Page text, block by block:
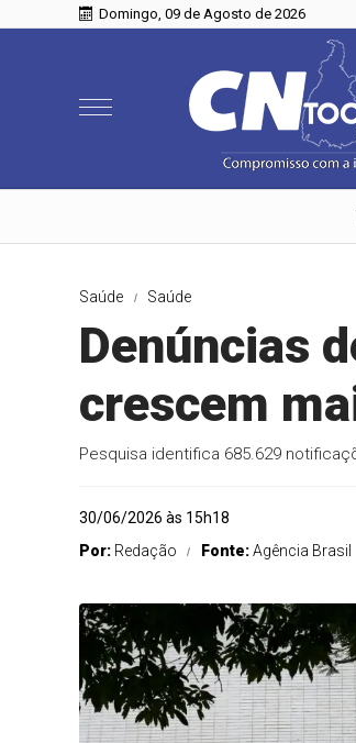
Domingo, 09 de Agosto de 2026
Saúde Saúde
Denúncias
crescem
Pesquisa identifica 685.629
30/06/2026 às 15h18
Por: Redação Fonte:Agência Brasil